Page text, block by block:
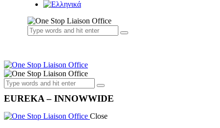
EUREKA – INNOWWIDE
Close